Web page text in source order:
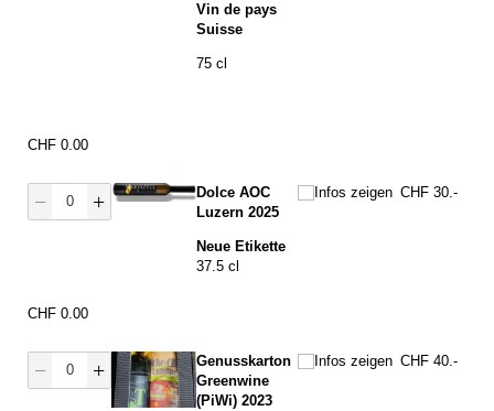
Vin de pays
Suisse
75 cl
Preis
CHF 0.00
Menge Dolce
Dolce AOC
Luzern 2025
Neue Etikette
37.5 cl
Infos zeigen
Infos zeigen CHF 30.-
Preis
CHF 0.00
Menge Genuss FondueGenusskarton
Greenwine
(PiWi) 2023
Infos zeigen
Infos zeigen CHF 40.-